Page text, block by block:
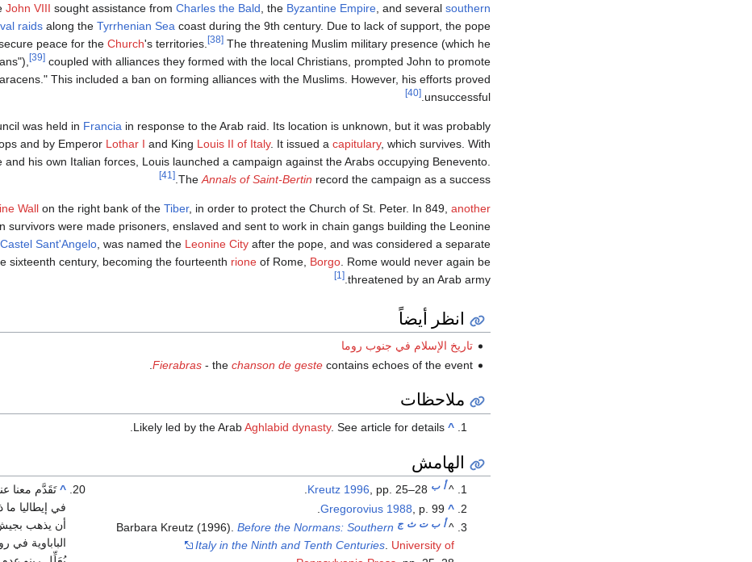
John VIII sought assistance from Charles the Bald , the Byzantine Empire , and several southern
raids along the Tyrrhenian Sea coast during the 9th century. Due to lack of support, the pope
peace for the Church's territories. [38] The threatening Muslim military presence (which he
[39] coupled with alliances they formed with the local Christians, prompted John to promote
This included a ban on forming alliances with the Muslims. However, his efforts proved
unsuccessful.
[40]
was held in Francia in response to the Arab raid. Its location is unknown, but it was probably
and by Emperor Lothar I and King Louis II of Italy. It issued a capitulary, which survives. With
his own Italian forces, Louis launched a campaign against the Arabs occupying Benevento.
The Annals of Saint-Bertin record the campaign as a success.
[41]
Wall on the right bank of the Tiber, in order to protect the Church of St. Peter. In 849, another
survivors were made prisoners, enslaved and sent to work in chain gangs building the Leonine
Castel Sant'Angelo , was named the Leonine City after the pope, and was considered a separate
sixteenth century, becoming the fourteenth rione of Rome, Borgo . Rome would never again be
threatened by an Arab army.
[1]
انظر أيضاً
تاريخ الإسلام في جنوب روما
Fierabras- the chanson de gestecontains echoes of the event.
ملاحظات
^
Likely led by the ArabAghlabid dynasty. See article for details.
الهامش
^أ ب Kreutz 1996, pp. 25–28.
^
Gregorovius 1988 , p. 99.
^أ ب ت ث ج Barbara Kreutz (1996).Before the Normans: Southern
Italy in the Ninth and Tenth Centuries University of
^ تَقَدَّم معنا
في إيطاليا
أن يذهب بجيش